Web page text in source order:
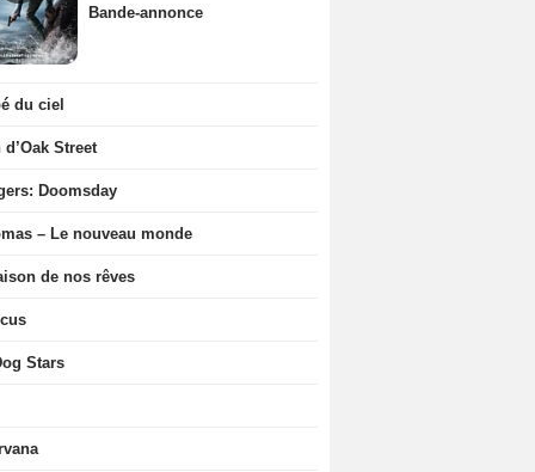
Bande-annonce
du ciel
d’Oak Street
Doomsday
– Le nouveau monde
de nos rêves
Stars